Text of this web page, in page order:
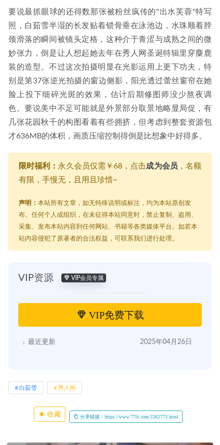
要说最抓眼球的还得数那张被粉丝疯传的"出水芙蓉"特写
照，白茹雪半湿的长发贴着锁骨垂在泳池边，水珠顺着脖
颈滑落的瞬间被镜头定格，这种介于青涩与成熟之间的微
妙张力，倒是让人想起她去年在秀人网圣诞特辑里穿麋鹿
装的造型。不过这次拍摄明显在光影运用上更下功夫，特
别是第37张逆光拍摄的窗边侧影，阳光透过蕾丝窗帘在她
脸上投下细碎光斑的效果，估计后期修图师没少熬夜调
色。要说美中不足可能就是外景部分取景地略显局促，有
几张花园秋千的构图看着有些拥挤，但考虑到整套资源包
才636MB的体积，画质压缩控制得倒是比想象中好得多。
限时福利： 永久会员仅需￥68，点击成为会员 ，名额
有限，手慢无，且用且珍惜~
声明： 本站所有文章，如无特殊说明或标注，均为本站原创发
布。任何个人或组织，在未征得本站同意时，禁止复制、盗用、
采集、发布本站内容到任何网站、书籍等各类媒体平台。如若本
站内容侵犯了原著者的合法权益，可联系我们进行处理。
VIP资源 VIP会员专属
VIP免费下载
最近更新 2025年04月26日
白茹雪 秀人网
收藏 分享链接：https://www.775t.com/2262773.html